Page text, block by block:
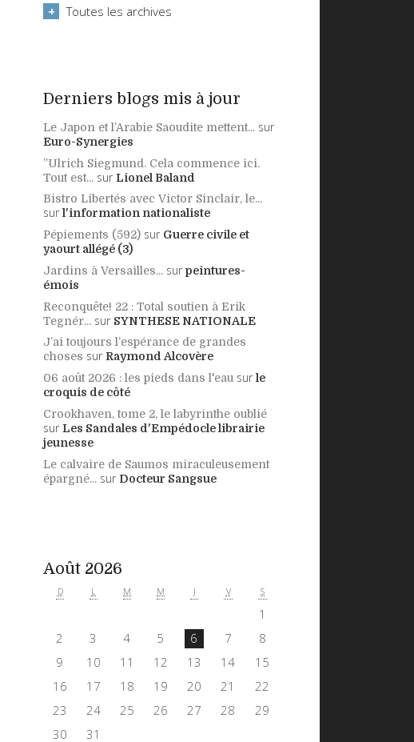
Toutes les archives
Derniers blogs mis à jour
Le Japon et l’Arabie Saoudite mettent... sur
Euro-Synergies
”Ulrich Siegmund. Cela commence ici.
Tout est... sur Lionel Baland
Bistro Libertés avec Victor Sinclair, le...
sur l'information nationaliste
Pépiements (592) sur Guerre civile et
yaourt allégé (3)
Jardins à Versailles... sur peintures-
émois
Reconquête! 22 : Total soutien à Erik
Tegnér... sur SYNTHESE NATIONALE
J’ai toujours l’espérance de grandes
choses sur Raymond Alcovère
06 août 2026 : les pieds dans l'eau sur le
croquis de côté
Crookhaven, tome 2, le labyrinthe oublié
sur Les Sandales d'Empédocle librairie
jeunesse
Le calvaire de Saumos miraculeusement
épargné... sur Docteur Sangsue
Août 2026
D L M M J V S
1
2
3 4 5 6 7
8
9
10 11 12 13 14
15
16
17 18 19 20 21
22
23
24 25 26 27 28
29
30
31